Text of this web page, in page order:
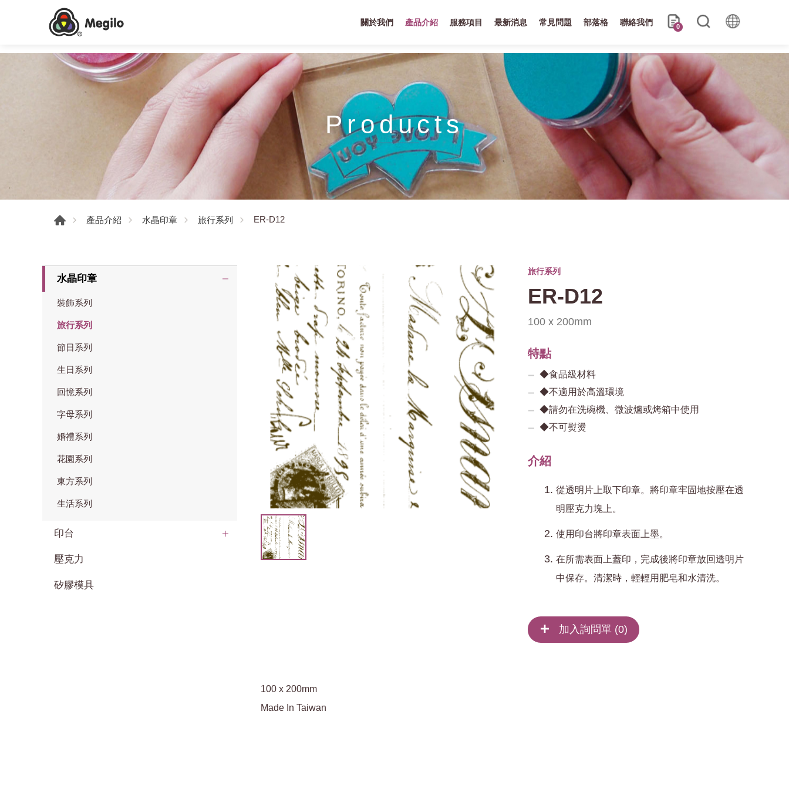
關於我們 產品介紹 服務項目 最新消息 常見問題 部落格 聯絡我們 0
Products
產品介紹 水晶印章 旅行系列 ER-D12
水晶印章
裝飾系列
旅行系列
節日系列
生日系列
回憶系列
字母系列
婚禮系列
花園系列
東方系列
生活系列
印台
壓克力
矽膠模具
旅行系列
ER-D12
100 x 200mm
特點
◆食品級材料
◆不適用於高溫環境
◆請勿在洗碗機、微波爐或烤箱中使用
◆不可熨燙
介紹
從透明片上取下印章。將印章牢固地按壓在透
明壓克力塊上。
使用印台將印章表面上墨。
在所需表面上蓋印，完成後將印章放回透明片
中保存。清潔時，輕輕用肥皂和水清洗。
加入詢問單 (0)
100 x 200mm
Made In Taiwan